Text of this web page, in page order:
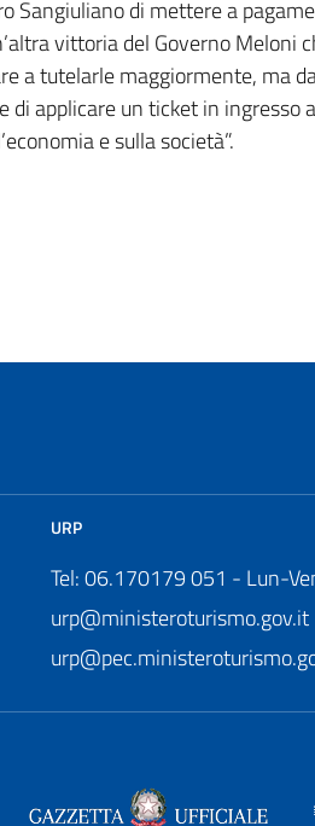
Sangiuliano di mettere a
vittoria del Governo
a tutelarle maggiormente, ma
di applicare un ticket in
e sulla società”.
URP
Tel: 06.170179 051 - Lun-
urp@ministeroturismo.gov.it